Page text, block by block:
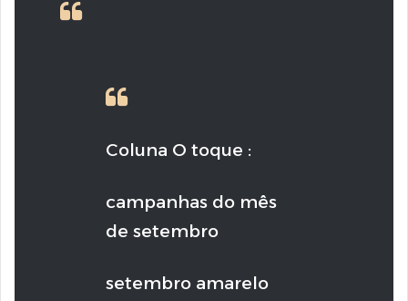
Coluna O toque :
campanhas do mês
de setembro
setembro amarelo